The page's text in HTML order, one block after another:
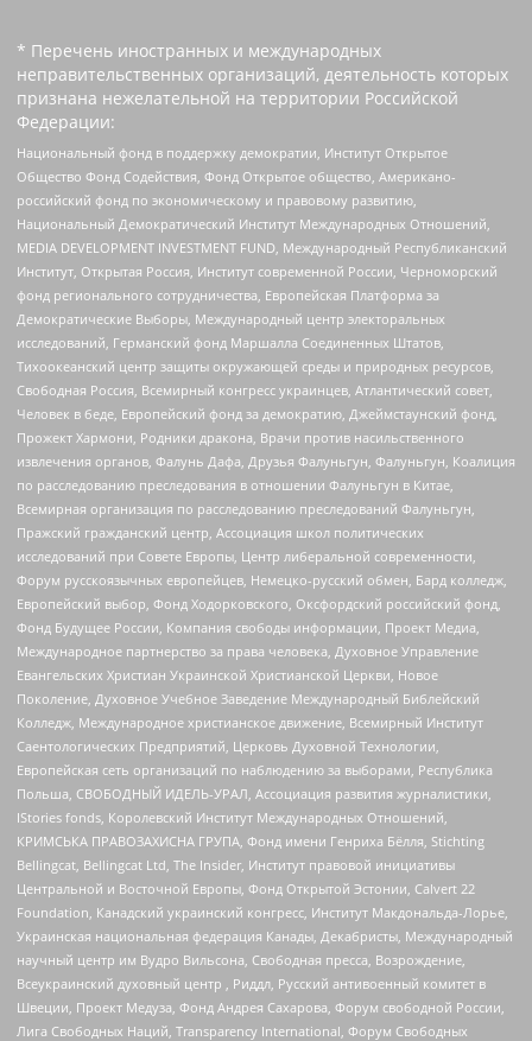
* Перечень иностранных и международных
неправительственных организаций, деятельность которых
признана нежелательной на территории Российской
Федерации:
Национальный фонд в поддержку демократии, Институт Открытое
Общество Фонд Содействия, Фонд Открытое общество, Американо-
российский фонд по экономическому и правовому развитию,
Национальный Демократический Институт Международных Отношений,
MEDIA DEVELOPMENT INVESTMENT FUND, Международный Республиканский
Институт, Открытая Россия, Институт современной России, Черноморский
фонд регионального сотрудничества, Европейская Платформа за
Демократические Выборы, Международный центр электоральных
исследований, Германский фонд Маршалла Соединенных Штатов,
Тихоокеанский центр защиты окружающей среды и природных ресурсов,
Свободная Россия, Всемирный конгресс украинцев, Атлантический совет,
Человек в беде, Европейский фонд за демократию, Джеймстаунский фонд,
Прожект Хармони, Родники дракона, Врачи против насильственного
извлечения органов, Фалунь Дафа, Друзья Фалуньгун, Фалуньгун, Коалиция
по расследованию преследования в отношении Фалуньгун в Китае,
Всемирная организация по расследованию преследований Фалуньгун,
Пражский гражданский центр, Ассоциация школ политических
исследований при Совете Европы, Центр либеральной современности,
Форум русскоязычных европейцев, Немецко-русский обмен, Бард колледж,
Европейский выбор, Фонд Ходорковского, Оксфордский российский фонд,
Фонд Будущее России, Компания свободы информации, Проект Медиа,
Международное партнерство за права человека, Духовное Управление
Евангельских Христиан Украинской Христианской Церкви, Новое
Поколение, Духовное Учебное Заведение Международный Библейский
Колледж, Международное христианское движение, Всемирный Институт
Саентологических Предприятий, Церковь Духовной Технологии,
Европейская сеть организаций по наблюдению за выборами, Республика
Польша, СВОБОДНЫЙ ИДЕЛЬ-УРАЛ, Ассоциация развития журналистики,
IStories fonds, Королевский Институт Международных Отношений,
КРИМСЬКА ПРАВОЗАХИСНА ГРУПА, Фонд имени Генриха Бёлля, Stichting
Bellingcat, Bellingcat Ltd, The Insider, Институт правовой инициативы
Центральной и Восточной Европы, Фонд Открытой Эстонии, Calvert 22
Foundation, Канадский украинский конгресс, Институт Макдональда-Лорье,
Украинская национальная федерация Канады, Декабристы, Международный
научный центр им Вудро Вильсона, Свободная пресса, Возрождение,
Всеукраинский духовный центр , Риддл, Русский антивоенный комитет в
Швеции, Проект Медуза, Фонд Андрея Сахарова, Форум свободной России,
Лига Свободных Наций, Transparеncy International, Форум Свободных